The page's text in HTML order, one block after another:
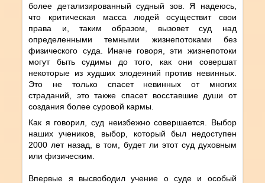
более детализированный судный зов. Я надеюсь,
что критическая масса людей осуществит свои
права и, таким образом, вызовет суд над
определенными темными жизнепотоками без
физического суда. Иначе говоря, эти жизнепотоки
могут быть судимы до того, как они совершат
некоторые из худших злодеяний против невинных.
Это не только спасет невинных от многих
страданий, это также спасет восставшие души от
создания более суровой кармы.
Как я говорил, суд неизбежно совершается. Выбор
наших учеников, выбор, который был недоступен
2000 лет назад, в том, будет ли этот суд духовным
или физическим.
Впервые я высвободил учение о суде и особый